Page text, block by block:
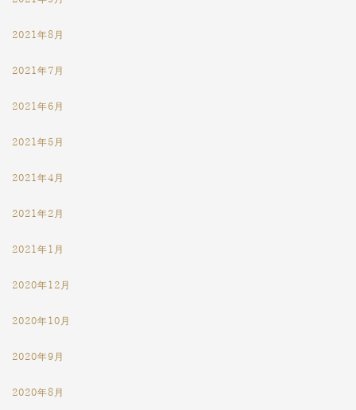
2021年8月
2021年7月
2021年6月
2021年5月
2021年4月
2021年2月
2021年1月
2020年12月
2020年10月
2020年9月
2020年8月